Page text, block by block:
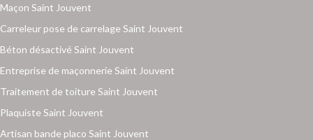
Maçon Saint Jouvent
Carreleur pose de carrelage Saint Jouvent
Béton désactivé Saint Jouvent
Entreprise de maçonnerie Saint Jouvent
Traitement de toiture Saint Jouvent
Plaquiste Saint Jouvent
Artisan bande placo Saint Jouvent